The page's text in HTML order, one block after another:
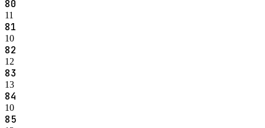
80
11
81
10
82
12
83
13
84
10
85